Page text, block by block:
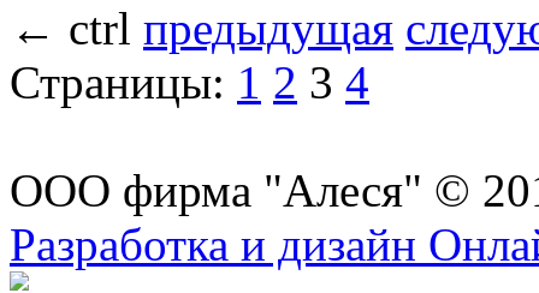
← ctrl предыдущая
Страницы: 1 2 3 4
ООО фирма "Алеся" ©
Разработка и дизайн